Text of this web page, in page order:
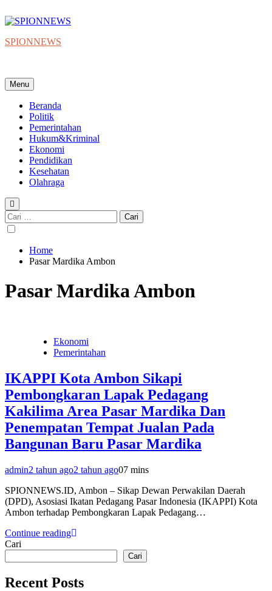
to
SPIONNEWS
Menu
Beranda
Politik
Pemerintahan
Hukum&Kriminal
Ekonomi
Pendidikan
Kesehatan
Olahraga
Cari
untuk:
Home
Pasar Mardika Ambon
Pasar Mardika Ambon
Ekonomi
Pemerintahan
IKAPPI Kota Ambon Sikapi
Pembongkaran Lapak Pedagang
Kakilima Area Pasar Mardika Dan
Penempatan Tempat Jualan Pada
Bangunan Baru Pasar Mardika
admin2 tahun ago2 tahun ago07 mins
SPIONNEWS.ID, Ambon – Sikap Dewan Perwakilan Daerah
(DPD), Asosiasi Ikatan Pedagang Pasar Indonesia (IKAPPI) Kota
Ambon terhadap Pembongkaran Lapak Pedagang…
Continue reading
Cari
Cari
Recent Posts